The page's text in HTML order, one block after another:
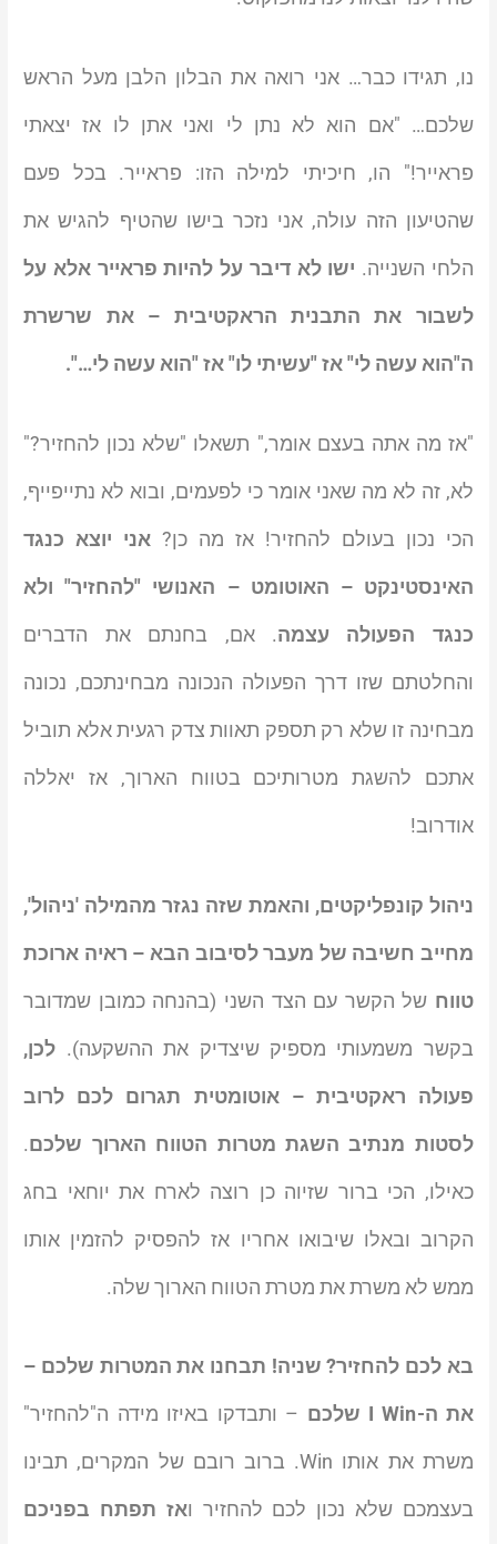
נו, תגידו כבר… אני רואה את הבלון הלבן מעל הראש
שלכם… "אם הוא לא נתן לי ואני אתן לו אז יצאתי
פראייר!" הו, חיכיתי למילה הזו: פראייר. בכל פעם
שהטיעון הזה עולה, אני נזכר בישו שהטיף להגיש את
הלחי השנייה. ישו לא דיבר על להיות פראייר אלא על
לשבור את התבנית הראקטיבית – את שרשרת
ה"הוא עשה לי" אז "עשיתי לו" אז "הוא עשה לי…".
"אז מה אתה בעצם אומר," תשאלו "שלא נכון להחזיר?"
לא, זה לא מה שאני אומר כי לפעמים, ובוא לא נתייפייף,
הכי נכון בעולם להחזיר! אז מה כן? אני יוצא כנגד
האינסטינקט – האוטומט – האנושי "להחזיר" ולא
כנגד הפעולה עצמה. אם, בחנתם את הדברים
והחלטתם שזו דרך הפעולה הנכונה מבחינתכם, נכונה
מבחינה זו שלא רק תספק תאוות צדק רגעית אלא תוביל
אתכם להשגת מטרותיכם בטווח הארוך, אז יאללה
אודרוב!
ניהול קונפליקטים, והאמת שזה נגזר מהמילה 'ניהול',
מחייב חשיבה של מעבר לסיבוב הבא – ראיה ארוכת
טווח של הקשר עם הצד השני (בהנחה כמובן שמדובר
בקשר משמעותי מספיק שיצדיק את ההשקעה). לכן,
פעולה ראקטיבית – אוטומטית תגרום לכם לרוב
לסטות מנתיב השגת מטרות הטווח הארוך שלכם.
כאילו, הכי ברור שזיוה כן רוצה לארח את יוחאי בחג
הקרוב ובאלו שיבואו אחריו אז להפסיק להזמין אותו
ממש לא משרת את מטרת הטווח הארוך שלה.
בא לכם להחזיר? שניה! תבחנו את המטרות שלכם –
את ה-I Win שלכם – ותבדקו באיזו מידה ה"להחזיר"
משרת את אותו Win. ברוב רובם של המקרים, תבינו
בעצמכם שלא נכון לכם להחזיר ואז תפתח בפניכם